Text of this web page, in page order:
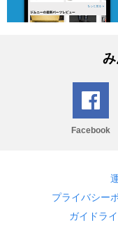
Facebook
プライバシー
ガイドラ